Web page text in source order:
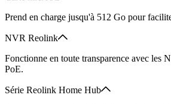
Prend en charge jusqu'à 512 Go pour
NVR Reolink
Fonctionne en toute transparence avec les
PoE.
Série Reolink Home Hub